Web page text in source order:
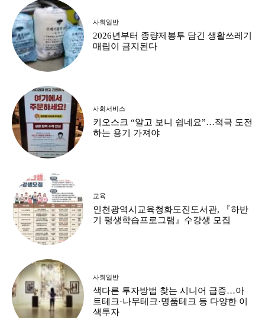
사회일반
2026년부터 종량제봉투 담긴 생활쓰레기
매립이 금지된다
사회서비스
키오스크 “알고 보니 쉽네요”…적극 도전
하는 용기 가져야
교육
인천광역시교육청화도진도서관, 『하반
기 평생학습프로그램』수강생 모집
사회일반
색다른 투자방법 찾는 시니어 급증…아
트테크·나무테크·명품테크 등 다양한 이
색투자